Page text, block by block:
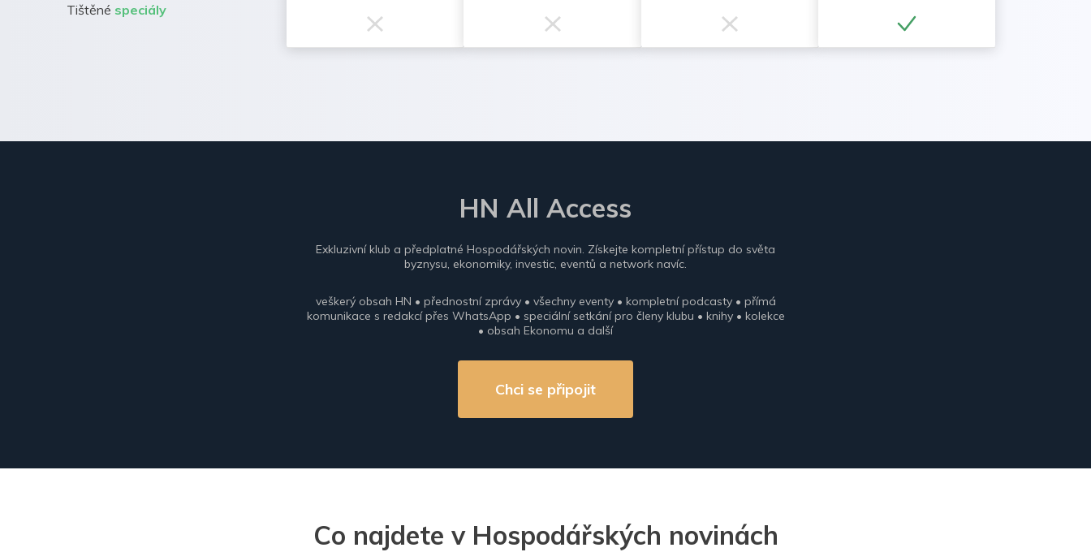
Tištěné speciály
HN All Access
Exkluzivní klub a předplatné Hospodářských novin. Získejte kompletní přístup do světa
byznysu, ekonomiky, investic, eventů a network navíc.
veškerý obsah HN • přednostní zprávy • všechny eventy • kompletní podcasty • přímá
komunikace s redakcí přes WhatsApp • speciální setkání pro členy klubu • knihy • kolekce
• obsah Ekonomu a další
Chci se připojit
Co najdete v Hospodářských novinách